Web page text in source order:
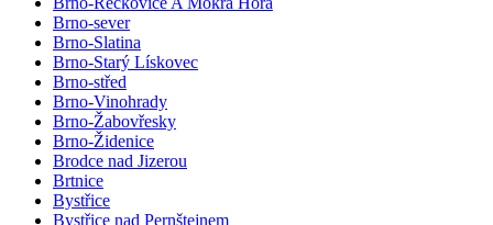
Brno-sever
Brno-Slatina
Brno-Starý Lískovec
Brno-střed
Brno-Vinohrady
Brno-Žabovřesky
Brno-Židenice
Brodce nad Jizerou
Brtnice
Bystřice
Bystřice nad Pernštejnem